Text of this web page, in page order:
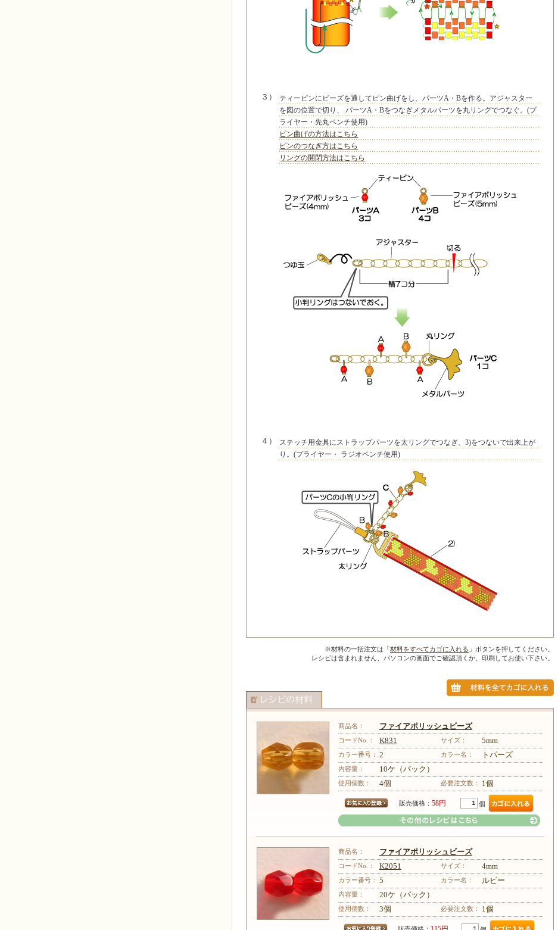
３）
ティーピンにビーズを通してピン曲げをし、パーツA・Bを作る。アジャスター
を図の位置で切り、 パーツA・Bをつなぎメタルパーツを丸リングでつなぐ。(プ
ライヤー・先丸ペンチ使用)
ピン曲げの方法はこちら
ピンのつなぎ方はこちら
リングの開閉方法はこちら
４）
ステッチ用金具にストラップパーツを太リングでつなぎ、3)をつないで出来上が
り。(プライヤー・ ラジオペンチ使用)
※材料の一括注文は「材料をすべてカゴに入れる 」ボタンを押してください。
レシピは含まれません、パソコンの画面でご確認頂くか、印刷してお使い下さい。
商品名： ファイアポリッシュビーズ
コードNo.： K831 サイズ： 5mm
カラー番号： 2 カラー名： トパーズ
内容量： 10ケ（パック）
使用個数： 4個 必要注文数： 1個
販売価格： 58円 個
その他のレシピはこちら
商品名： ファイアポリッシュビーズ
コードNo.： K2051 サイズ： 4mm
カラー番号： 5 カラー名： ルビー
内容量： 20ケ（パック）
使用個数： 3個 必要注文数： 1個